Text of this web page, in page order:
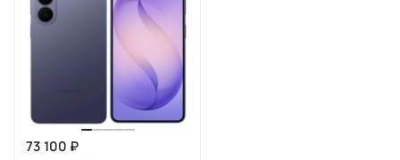
73 100 ₽